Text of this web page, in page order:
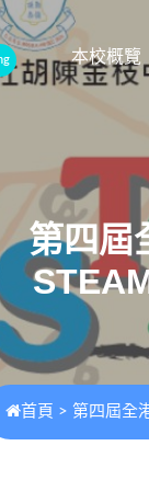
本校概覽
第四屆
首頁 > 第四屆全